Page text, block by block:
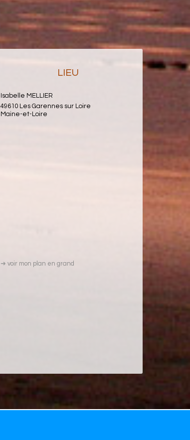
LIEU
Isabelle MELLIER
49610 Les Garennes sur Loire
Maine-et-Loire
➜ voir mon plan en grand